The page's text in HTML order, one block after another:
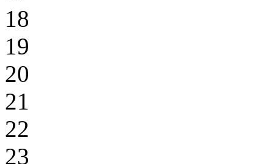
18
19
20
21
22
23